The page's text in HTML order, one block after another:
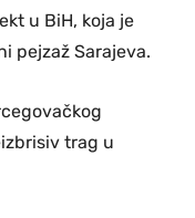
u BiH, koja je
pejzaž Sarajeva.
trag u